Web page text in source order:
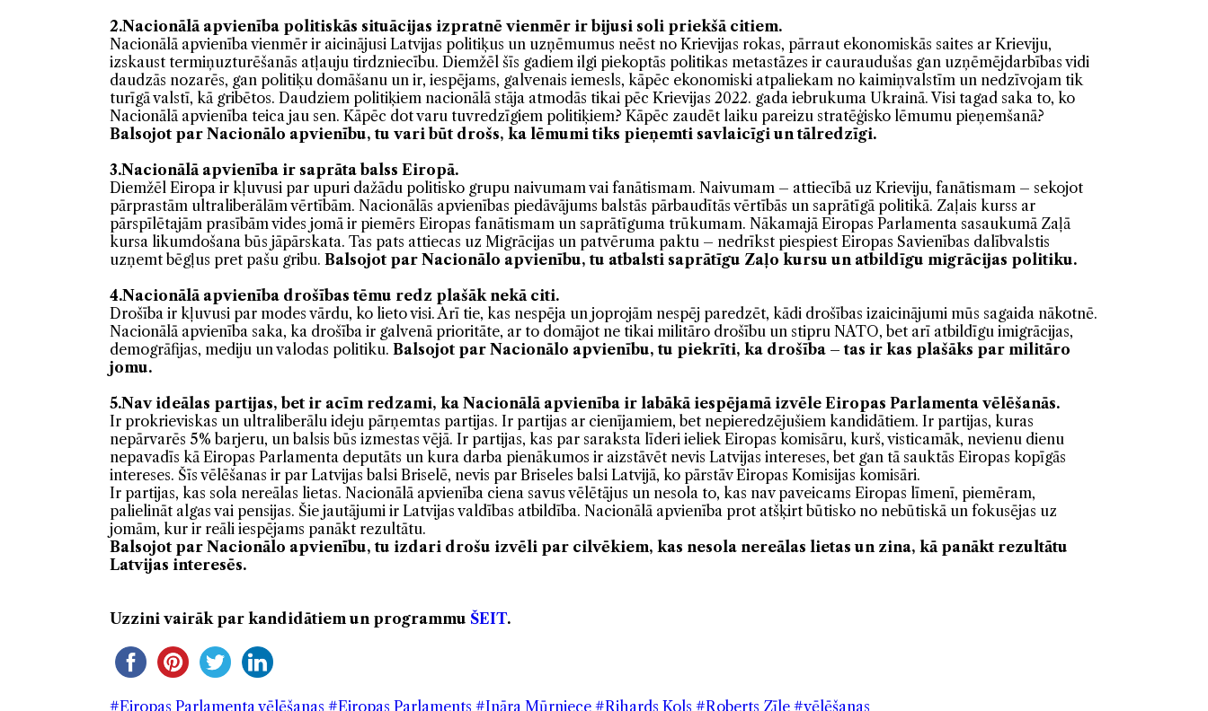
2.Nacionālā apvienība politiskās situācijas izpratnē vienmēr ir bijusi soli priekšā citiem.
Nacionālā apvienība vienmēr ir aicinājusi Latvijas politiķus un uzņēmumus neēst no Krievijas rokas, pārraut ekonomiskās saites ar Krieviju,
izskaust termiņuzturēšanās atļauju tirdzniecību. Diemžēl šīs gadiem ilgi piekoptās politikas metastāzes ir cauraudušas gan uzņēmējdarbības vidi
daudzās nozarēs, gan politiķu domāšanu un ir, iespējams, galvenais iemesls, kāpēc ekonomiski atpaliekam no kaimiņvalstīm un nedzīvojam tik
turīgā valstī, kā gribētos. Daudziem politiķiem nacionālā stāja atmodās tikai pēc Krievijas 2022. gada iebrukuma Ukrainā. Visi tagad saka to, ko
Nacionālā apvienība teica jau sen. Kāpēc dot varu tuvredzīgiem politiķiem? Kāpēc zaudēt laiku pareizu stratēģisko lēmumu pieņemšanā?
Balsojot par Nacionālo apvienību, tu vari būt drošs, ka lēmumi tiks pieņemti savlaicīgi un tālredzīgi.
3.Nacionālā apvienība ir saprāta balss Eiropā.
Diemžēl Eiropa ir kļuvusi par upuri dažādu politisko grupu naivumam vai fanātismam. Naivumam – attiecībā uz Krieviju, fanātismam – sekojot
pārprastām ultraliberālām vērtībām. Nacionālās apvienības piedāvājums balstās pārbaudītās vērtībās un saprātīgā politikā. Zaļais kurss ar
pārspīlētajām prasībām vides jomā ir piemērs Eiropas fanātismam un saprātīguma trūkumam. Nākamajā Eiropas Parlamenta sasaukumā Zaļā
kursa likumdošana būs jāpārskata. Tas pats attiecas uz Migrācijas un patvēruma paktu – nedrīkst piespiest Eiropas Savienības dalībvalstis
uzņemt bēgļus pret pašu gribu. Balsojot par Nacionālo apvienību, tu atbalsti saprātīgu Zaļo kursu un atbildīgu migrācijas politiku.
4.Nacionālā apvienība drošības tēmu redz plašāk nekā citi.
Drošība ir kļuvusi par modes vārdu, ko lieto visi. Arī tie, kas nespēja un joprojām nespēj paredzēt, kādi drošības izaicinājumi mūs sagaida nākotnē.
Nacionālā apvienība saka, ka drošība ir galvenā prioritāte, ar to domājot ne tikai militāro drošību un stipru NATO, bet arī atbildīgu imigrācijas,
demogrāfijas, mediju un valodas politiku. Balsojot par Nacionālo apvienību, tu piekrīti, ka drošība – tas ir kas plašāks par militāro
jomu.
5.Nav ideālas partijas, bet ir acīm redzami, ka Nacionālā apvienība ir labākā iespējamā izvēle Eiropas Parlamenta vēlēšanās.
Ir prokrieviskas un ultraliberālu ideju pārņemtas partijas. Ir partijas ar cienījamiem, bet nepieredzējušiem kandidātiem. Ir partijas, kuras
nepārvarēs 5% barjeru, un balsis būs izmestas vējā. Ir partijas, kas par saraksta līderi ieliek Eiropas komisāru, kurš, visticamāk, nevienu dienu
nepavadīs kā Eiropas Parlamenta deputāts un kura darba pienākumos ir aizstāvēt nevis Latvijas intereses, bet gan tā sauktās Eiropas kopīgās
intereses. Šīs vēlēšanas ir par Latvijas balsi Briselē, nevis par Briseles balsi Latvijā, ko pārstāv Eiropas Komisijas komisāri.
Ir partijas, kas sola nereālas lietas. Nacionālā apvienība ciena savus vēlētājus un nesola to, kas nav paveicams Eiropas līmenī, piemēram,
palielināt algas vai pensijas. Šie jautājumi ir Latvijas valdības atbildība. Nacionālā apvienība prot atšķirt būtisko no nebūtiskā un fokusējas uz
jomām, kur ir reāli iespējams panākt rezultātu.
Balsojot par Nacionālo apvienību, tu izdari drošu izvēli par cilvēkiem, kas nesola nereālas lietas un zina, kā panākt rezultātu
Latvijas interesēs.
Uzzini vairāk par kandidātiem un programmu ŠEIT.
#Eiropas Parlamenta vēlēšanas #Eiropas Parlaments #Ināra Mūrniece #Rihards Kols #Roberts Zīle #vēlēšanas